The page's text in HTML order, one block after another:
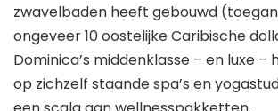
zwavelbaden heeft gebouwd
ongeveer 10 oostelijke Caribische
Dominica’s middenklasse – en luxe
op zichzelf staande spa’s en